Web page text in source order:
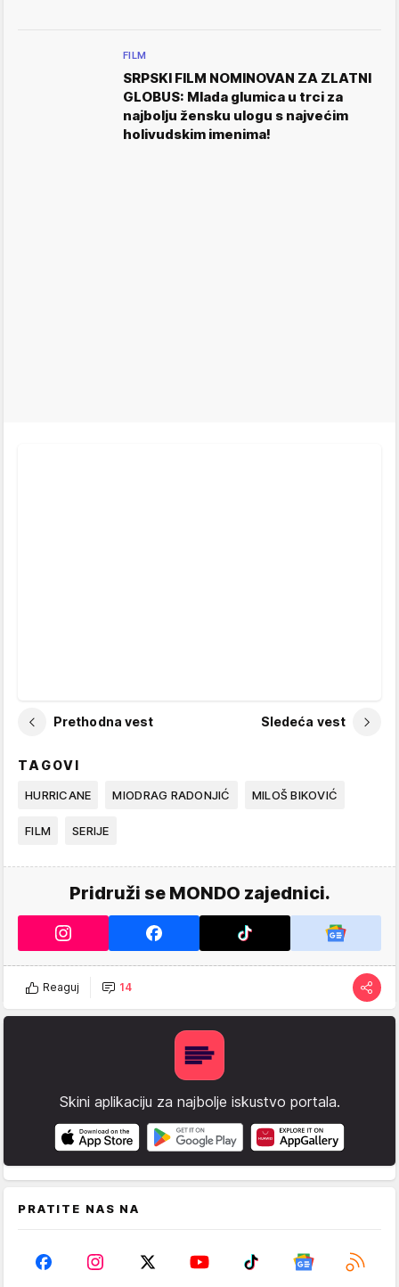
FILM
SRPSKI FILM NOMINOVAN ZA ZLATNI
GLOBUS: Mlada glumica u trci za
najbolju žensku ulogu s najvećim
holivudskim imenima!
Prethodna vest Sledeća vest
TAGOVI
HURRICANE MIODRAG RADONJIĆ MILOŠ BIKOVIĆ
FILM SERIJE
Pridruži se MONDO zajednici.
Reaguj 14
Skini aplikaciju za najbolje iskustvo portala.
PRATITE NAS NA